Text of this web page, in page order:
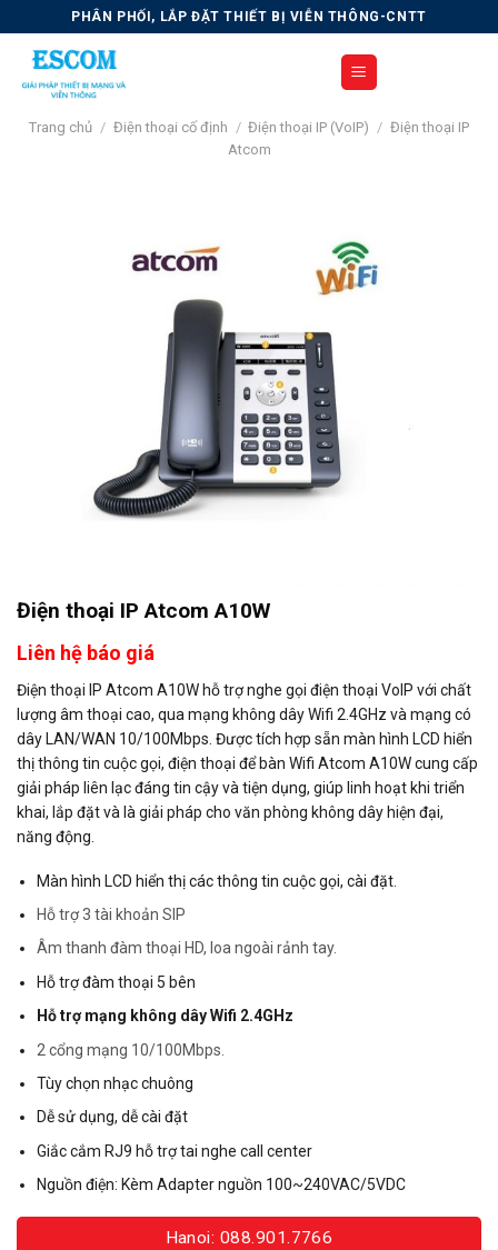
to
content
PHÂN PHỐI, LẮP ĐẶT THIẾT BỊ VIỄN THÔNG-CNTT
Trang chủ / Điện thoại cố định / Điện thoại IP (VoIP) / Điện thoại IP
Atcom
Điện thoại IP Atcom A10W
Liên hệ báo giá
Điện thoại IP Atcom A10W hỗ trợ nghe gọi điện thoại VoIP với chất
lượng âm thoại cao, qua mạng không dây Wifi 2.4GHz và mạng có
dây LAN/WAN 10/100Mbps. Được tích hợp sẵn màn hình LCD hiển
thị thông tin cuộc gọi, điện thoại để bàn Wifi Atcom A10W cung cấp
giải pháp liên lạc đáng tin cậy và tiện dụng, giúp linh hoạt khi triển
khai, lắp đặt và là giải pháp cho văn phòng không dây hiện đại,
năng động.
Màn hình LCD hiển thị các thông tin cuộc gọi, cài đặt.
Hỗ trợ 3 tài khoản SIP
Âm thanh đàm thoại HD, loa ngoài rảnh tay.
Hỗ trợ đàm thoại 5 bên
Hỗ trợ mạng không dây Wifi 2.4GHz
2 cổng mạng 10/100Mbps.
Tùy chọn nhạc chuông
Dễ sử dụng, dễ cài đặt
Giắc cắm RJ9 hỗ trợ tai nghe call center
Nguồn điện: Kèm Adapter nguồn 100~240VAC/5VDC
Hanoi: 088.901.7766